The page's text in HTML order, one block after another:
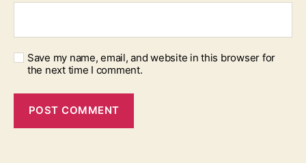
Save my name, email, and website in this browser for
the next time I comment.